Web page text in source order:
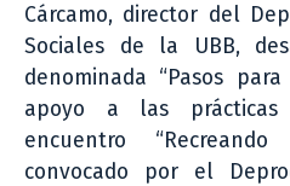
Cárcamo, director del
Sociales de la UBB,
denominada “Pasos
apoyo a las prácticas
encuentro
convocado por el